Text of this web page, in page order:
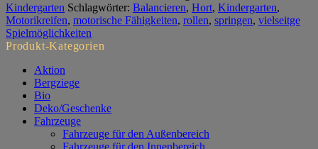
Menge
Kindergarten Schlagwörter: Balancieren, Hort, Kindergarten,
Motorikreifen, motorische Fähigkeiten, rollen, springen, vielseitge
Spielmöglichkeiten
Produkt-Kategorien
Aktion
Bergziege
Bio
Deko/Geschenke
Fahrzeuge
Fahrzeuge für den Außenbereich
Fahrzeuge für den Innenbereich